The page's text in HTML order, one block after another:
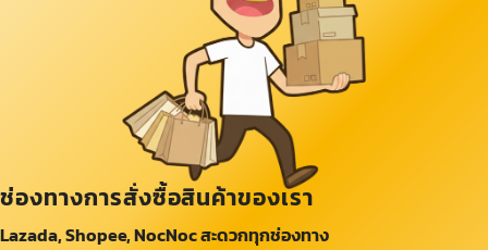
ช่องทางการสั่งซื้อสินค้าของเรา
Lazada, Shopee, NocNoc สะดวกทุกช่องทาง